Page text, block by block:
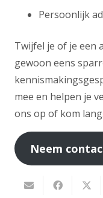
Persoonlijk
Twijfel je of je een
gewoon eens
mee en helpen je
ons op of kom
Neem